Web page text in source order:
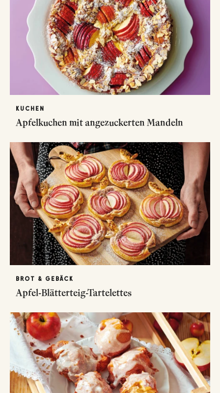
KUCHEN
Apfelkuchen mit angezuckerten Mandeln
BROT & GEBÄCK
Apfel-Blätterteig-Tartelettes